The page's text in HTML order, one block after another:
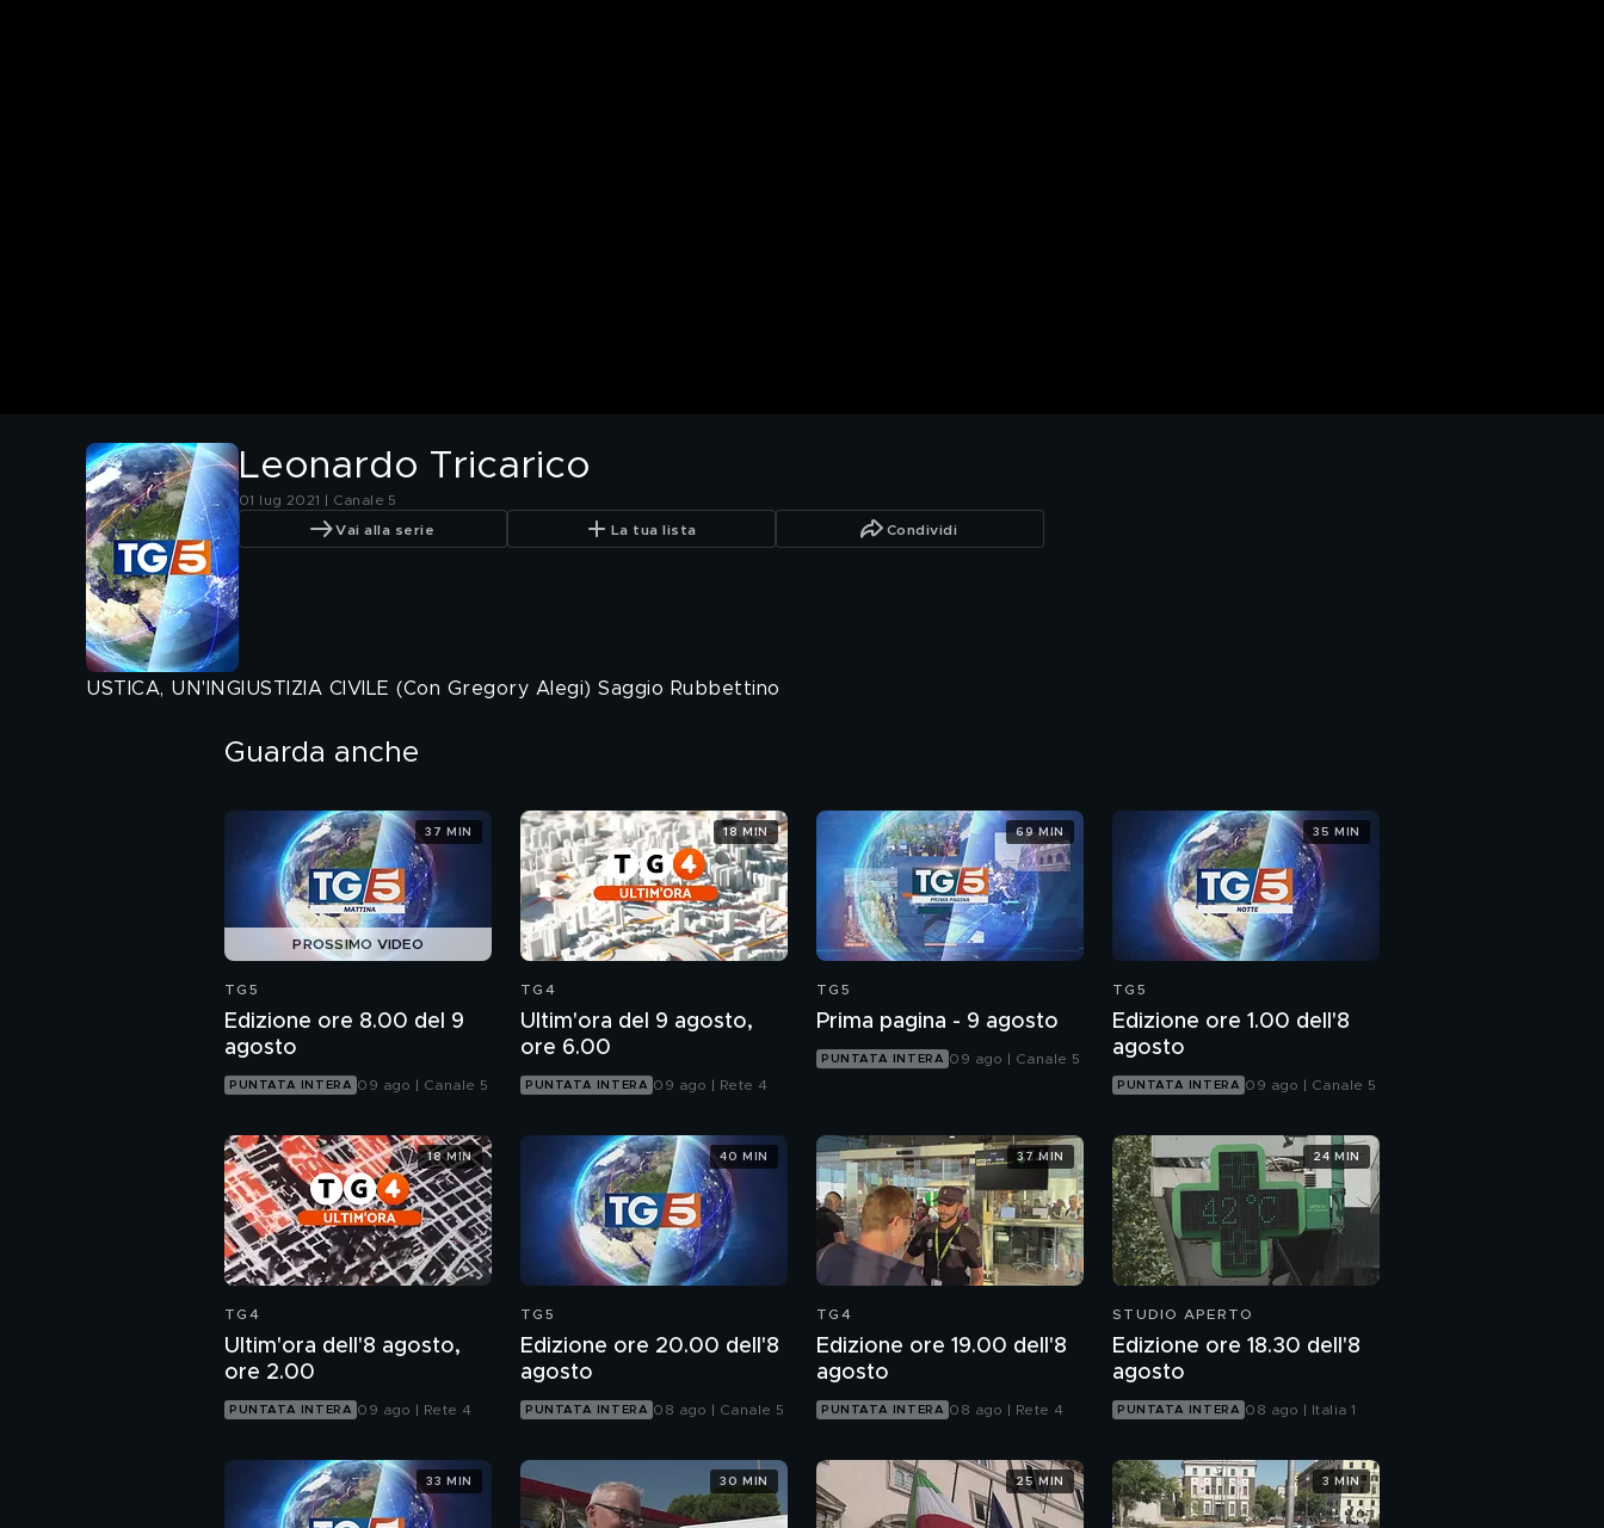
Leonardo Tricarico
01 lug 2021 | Canale 5
Vai alla serie La tua lista Condividi
USTICA, UN'INGIUSTIZIA CIVILE (Con Gregory Alegi) Saggio Rubbettino
Guarda anche
PROSSIMO VIDEO
TG5
Edizione ore 8.00 del 9
agosto
PUNTATA INTERA 09 ago | Canale 5
37 MIN
TG4
Ultim'ora del 9 agosto,
ore 6.00
PUNTATA INTERA 09 ago | Rete 4
18 MIN
TG5
Prima pagina - 9 agosto
PUNTATA INTERA 09 ago | Canale 5
69 MIN
TG5
Edizione ore 1.00 dell'8
agosto
PUNTATA INTERA 09 ago | Canale 5
35 MIN
TG4
Ultim'ora dell'8 agosto,
ore 2.00
PUNTATA INTERA 09 ago | Rete 4
18 MIN
TG5
Edizione ore 20.00 dell'8
agosto
PUNTATA INTERA 08 ago | Canale 5
40 MIN
TG4
Edizione ore 19.00 dell'8
agosto
PUNTATA INTERA 08 ago | Rete 4
37 MIN
STUDIO APERTO
Edizione ore 18.30 dell'8
agosto
PUNTATA INTERA 08 ago | Italia 1
24 MIN
33 MIN 30 MIN 25 MIN 3 MIN